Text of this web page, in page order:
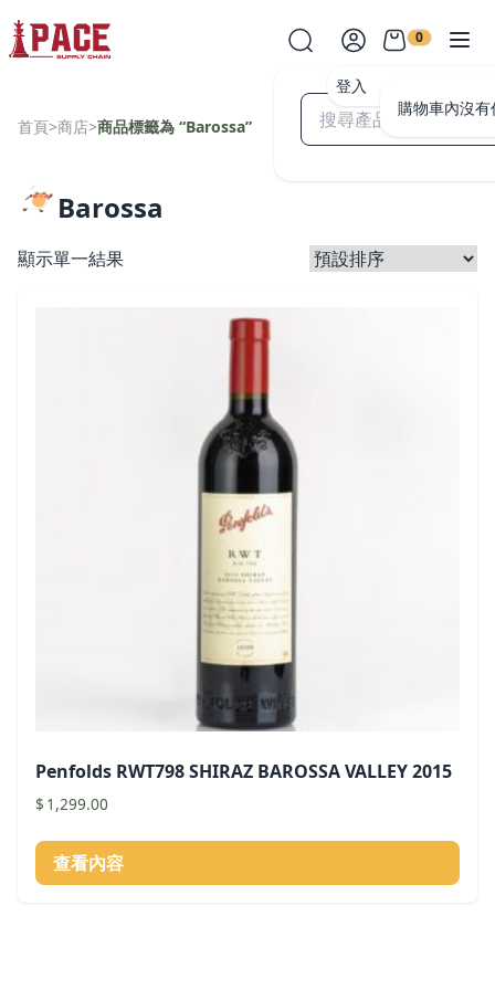
登入
0
購物車內沒
首頁>商店>商品標籤為 “Barossa”
Barossa
顯示單一結果
Penfolds RWT798 SHIRAZ BAROSSA VALLEY 2015
$ 1,299.00
查看內容